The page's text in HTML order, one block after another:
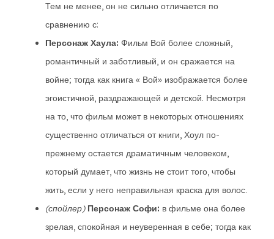
Тем не менее, он не сильно отличается по
сравнению с:
Персонаж Хаула: Фильм Вой более сложный,
романтичный и заботливый, и он сражается на
войне; тогда как книга « Вой» изображается более
эгоистичной, раздражающей и детской. Несмотря
на то, что фильм может в некоторых отношениях
существенно отличаться от книги, Хоул по-
прежнему остается драматичным человеком,
который думает, что жизнь не стоит того, чтобы
жить, если у него неправильная краска для волос.
(спойлер) Персонаж Софи: в фильме она более
зрелая, спокойная и неуверенная в себе; тогда как